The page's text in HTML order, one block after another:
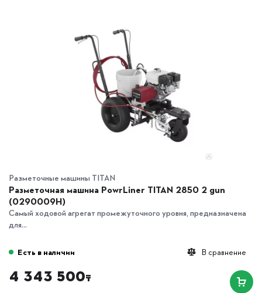
Разметочные машины TITAN
Разметочная машина PowrLiner TITAN 2850 2 gun
(0290009H)
Самый ходовой агрегат промежуточного уровня, предназначена
для...
В сравнение
Есть в наличии
4 343 500₸